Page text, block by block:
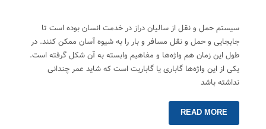
سیستم حمل و نقل از سالیان دراز در خدمت انسان بوده است تا
جابجایی و حمل و نقل مسافر و بار را به شیوه آسان ممکن کنند. در
طول این زمان هم واژه‌ها و مفاهیم وابسته به آن شکل گرفته است.
یکی از این واژه‌ها گاباری یا گاباریت است که شاید عمر چندانی
نداشته باشد
READ MORE